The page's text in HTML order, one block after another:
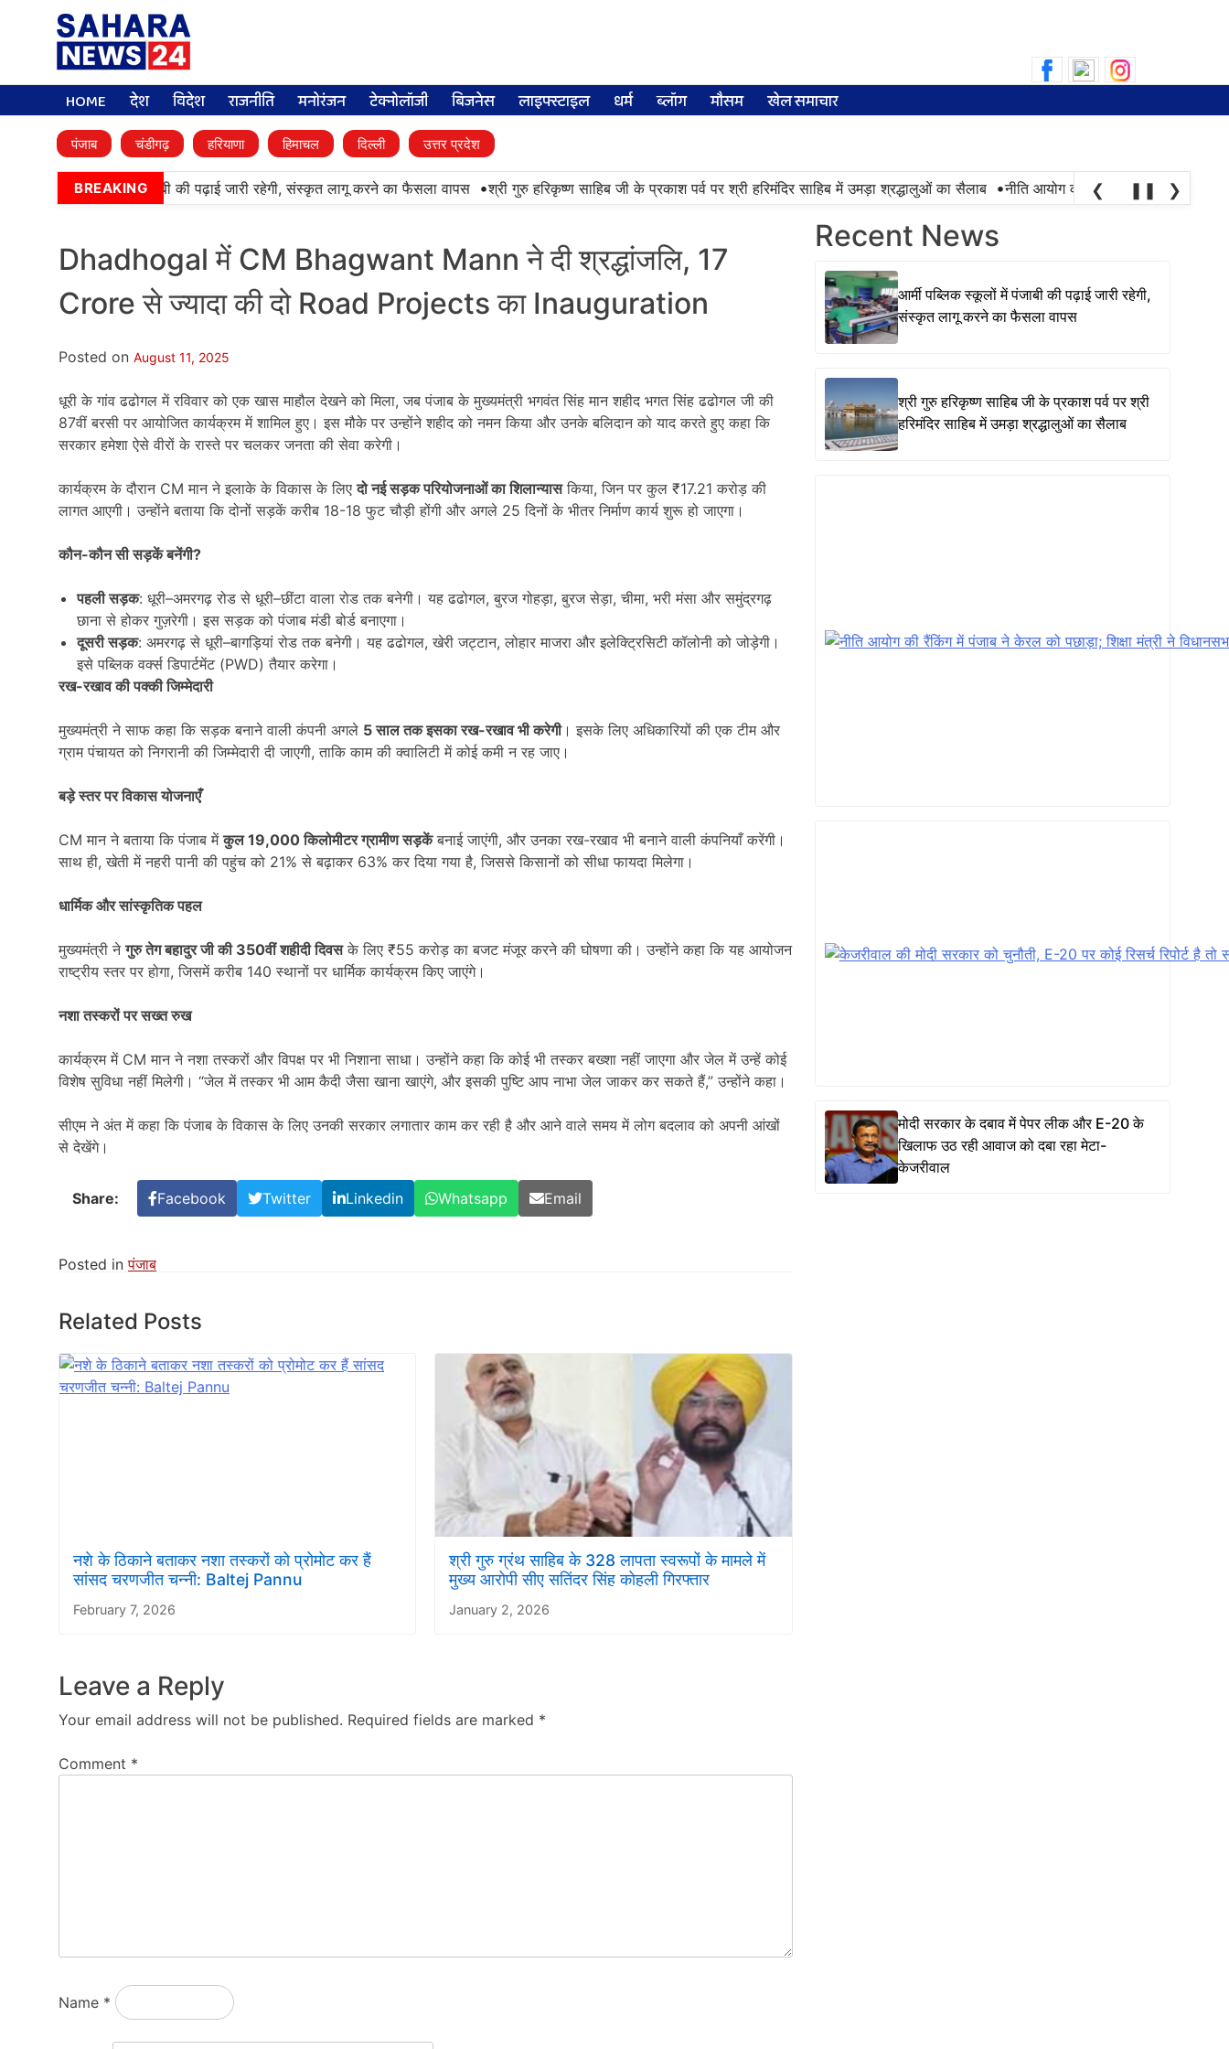
for:
HOME देश विदेश राजनीति मनोरंजन टेक्नोलॉजी बिजनेस लाइफ्स्टाइल धर्म ब्लॉग मौसम खेल समाचार
पंजाब चंडीगढ़ हरियाणा हिमाचल दिल्ली उत्तर प्रदेश
BREAKING
आर्मी पब्लिक स्कूलों में पंजाबी की पढ़ाई जारी रहेगी, संस्कृत लागू करने का फैसला वापस • श्री गुरु हरिकृष्ण साहिब जी के प्रकाश पर्व पर श्री हरिमंदिर साहिब में उमड़ा श्रद्धालुओं का सैलाब • नीति आयोग की रैंकिंग में पंजाब ने केरल को
❮ ❚❚ ❯
Dhadhogal में CM Bhagwant Mann ने दी श्रद्धांजलि, 17
Crore से ज्यादा की दो Road Projects का Inauguration
Posted on August 11, 2025
धूरी के गांव ढढोगल में रविवार को एक खास माहौल देखने को मिला, जब पंजाब के मुख्यमंत्री भगवंत सिंह मान शहीद भगत सिंह ढढोगल जी की
87वीं बरसी पर आयोजित कार्यक्रम में शामिल हुए। इस मौके पर उन्होंने शहीद को नमन किया और उनके बलिदान को याद करते हुए कहा कि
सरकार हमेशा ऐसे वीरों के रास्ते पर चलकर जनता की सेवा करेगी।
कार्यक्रम के दौरान CM मान ने इलाके के विकास के लिएदो नई सड़क परियोजनाओं का शिलान्यासकिया, जिन पर कुल ₹17.21 करोड़ की
लागत आएगी। उन्होंने बताया कि दोनों सड़कें करीब 18-18 फुट चौड़ी होंगी और अगले 25 दिनों के भीतर निर्माण कार्य शुरू हो जाएगा।
कौन-कौन सी सड़कें बनेंगी?
पहली सड़क: धूरी–अमरगढ़ रोड से धूरी–छींटा वाला रोड तक बनेगी। यह ढढोगल, बुरज गोहड़ा, बुरज सेड़ा, चीमा, भरी मंसा और समुंद्रगढ़
छाना से होकर गुज़रेगी। इस सड़क को पंजाब मंडी बोर्ड बनाएगा।
दूसरी सड़क: अमरगढ़ से धूरी–बागड़ियां रोड तक बनेगी। यह ढढोगल, खेरी जट्टान, लोहार माजरा और इलेक्ट्रिसिटी कॉलोनी को जोड़ेगी।
इसे पब्लिक वर्क्स डिपार्टमेंट (PWD) तैयार करेगा।
रख-रखाव की पक्की जिम्मेदारी
मुख्यमंत्री ने साफ कहा कि सड़क बनाने वाली कंपनी अगले 5साल तक इसका रख-रखाव भी करेगी। इसके लिए अधिकारियों की एक टीम और
ग्राम पंचायत को निगरानी की जिम्मेदारी दी जाएगी, ताकि काम की क्वालिटी में कोई कमी न रह जाए।
बड़े स्तर पर विकास योजनाएँ
CM मान ने बताया कि पंजाब मेंकुल 19,000किलोमीटर ग्रामीण सड़केंबनाई जाएंगी, और उनका रख-रखाव भी बनाने वाली कंपनियाँ करेंगी।
साथ ही, खेती में नहरी पानी की पहुंच को 21% से बढ़ाकर 63% कर दिया गया है, जिससे किसानों को सीधा फायदा मिलेगा।
धार्मिक और सांस्कृतिक पहल
मुख्यमंत्री नेगुरु तेग बहादुर जी की 350वीं शहीदी दिवसके लिए ₹55 करोड़ का बजट मंजूर करने की घोषणा की। उन्होंने कहा कि यह आयोजन
राष्ट्रीय स्तर पर होगा, जिसमें करीब 140 स्थानों पर धार्मिक कार्यक्रम किए जाएंगे।
नशा तस्करों पर सख्त रुख
कार्यक्रम में CM मान ने नशा तस्करों और विपक्ष पर भी निशाना साधा। उन्होंने कहा कि कोई भी तस्कर बख्शा नहीं जाएगा और जेल में उन्हें कोई
विशेष सुविधा नहीं मिलेगी। “जेल में तस्कर भी आम कैदी जैसा खाना खाएंगे, और इसकी पुष्टि आप नाभा जेल जाकर कर सकते हैं,” उन्होंने कहा।
सीएम ने अंत में कहा कि पंजाब के विकास के लिए उनकी सरकार लगातार काम कर रही है और आने वाले समय में लोग बदलाव को अपनी आंखों
से देखेंगे।
Share: Facebook Twitter Linkedin Whatsapp Email
Posted inपंजाब
Related Posts
नशे के ठिकाने बताकर नशा तस्करों को प्रोमोट कर हैं
सांसद चरणजीत चन्नी: Baltej Pannu
February 7, 2026
श्री गुरु ग्रंथ साहिब के 328 लापता स्वरूपों के मामले में
मुख्य आरोपी सीए सतिंदर सिंह कोहली गिरफ्तार
January 2, 2026
Leave a Reply
Your email address will not be published. Required fields are marked *
Comment *
Name *
Recent News
आर्मी पब्लिक स्कूलों में पंजाबी की पढ़ाई जारी रहेगी,
संस्कृत लागू करने का फैसला वापस
श्री गुरु हरिकृष्ण साहिब जी के प्रकाश पर्व पर श्री
हरिमंदिर साहिब में उमड़ा श्रद्धालुओं का सैलाब
मोदी सरकार के दबाव में पेपर लीक और E-20 के
खिलाफ उठ रही आवाज को दबा रहा मेटा-
केजरीवाल